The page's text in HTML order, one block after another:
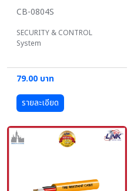
CB-0804S
SECURITY & CONTROL
System
79.00 บาท
รายละเอียด